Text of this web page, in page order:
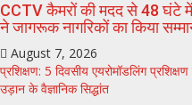
CCTV कैमरों की मदद से 48 घंटे में
ने जागरूक नागरिकों का किया
August 7, 2026
प्रशिक्षण: 5 दिवसीय एयरोमॉडलिंग प्रशिक्षण
उड़ान के वैज्ञानिक सिद्धांत